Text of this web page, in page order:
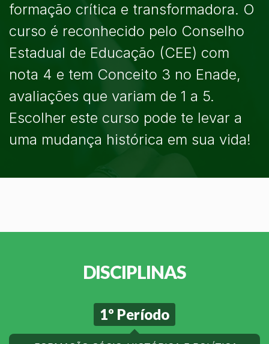
formação crítica e transformadora. O
curso é reconhecido pelo Conselho
Estadual de Educação (CEE) com
nota 4 e tem Conceito 3 no Enade,
avaliações que variam de 1 a 5.
Escolher este curso pode te levar a
uma mudança histórica em sua vida!
DISCIPLINAS
1º Período